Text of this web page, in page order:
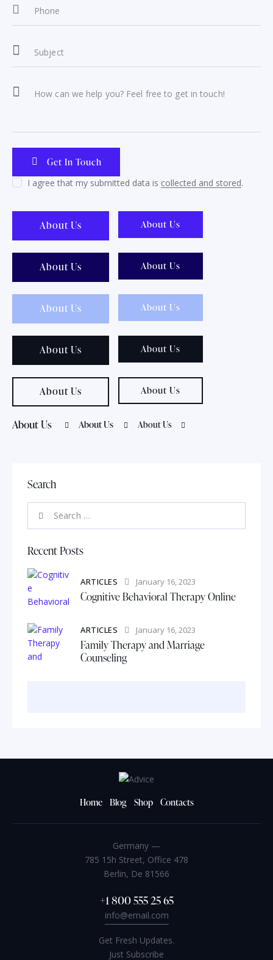
I agree that my submitted data is collected and stored.
About Us About Us
About Us About Us
About Us About Us
About Us About Us
About Us About Us
About Us About Us About Us
Search
Recent Posts
ARTICLES January 16, 2023
Cognitive Behavioral Therapy Online
ARTICLES January 16, 2023
Family Therapy and Marriage
Counseling
Home Blog Shop Contacts
Germany —
785 15h Street, Office 478
Berlin, De 81566
+1 800 555 25 65
info@email.com
Get Fresh Updates.
Just Subscribe